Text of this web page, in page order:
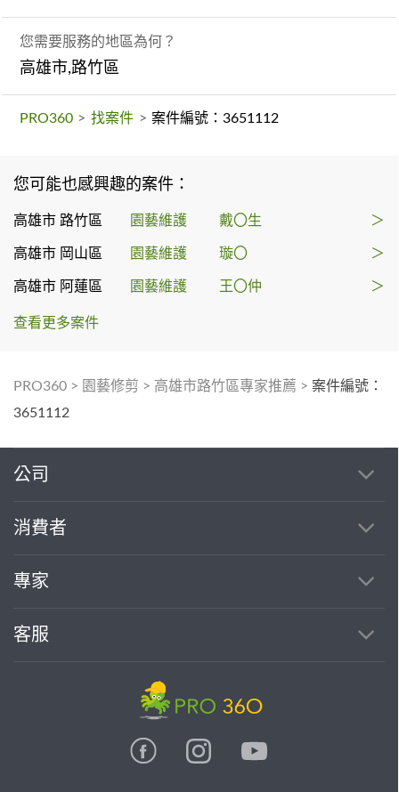
您需要服務的地區為何？
高雄市,路竹區
PRO360 > 找案件 > 案件編號：3651112
您可能也感興趣的案件：
高雄市 路竹區 園藝維護 戴〇生 ＞
高雄市 岡山區 園藝維護 璇〇 ＞
高雄市 阿蓮區 園藝維護 王〇仲 ＞
查看更多案件
PRO360 > 園藝修剪 > 高雄市路竹區專家推薦 > 案件編號：
3651112
公司
消費者
專家
客服